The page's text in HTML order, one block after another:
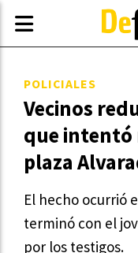
Vecinos
que intentó
plaza
El hecho ocurrió
terminó con el
por los testigos.
POLICIALES